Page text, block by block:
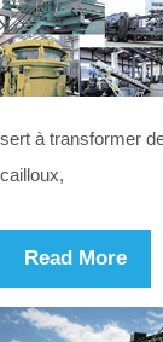
sert à transformer
cailloux,
Read More